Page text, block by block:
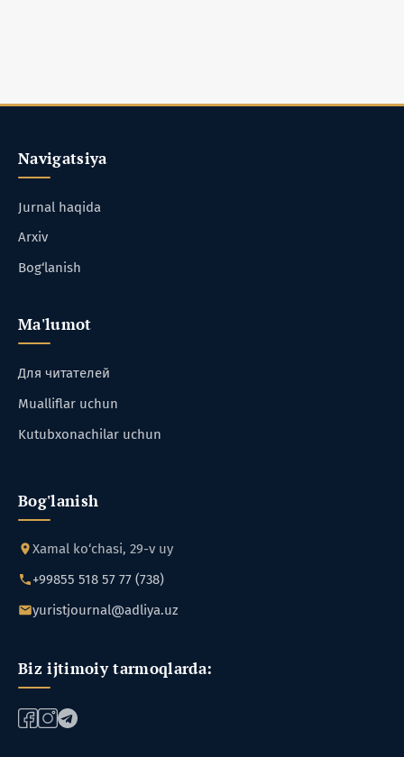
Navigatsiya
Jurnal haqida
Arxiv
Bog‘lanish
Ma'lumot
Для читателей
Mualliflar uchun
Kutubxonachilar uchun
Bog'lanish
Xamal ko‘chasi, 29-v uy
+99855 518 57 77 (738)
yuristjournal@adliya.uz
Biz ijtimoiy tarmoqlarda: